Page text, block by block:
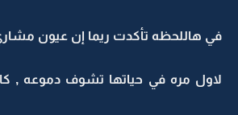
في هاللحظه تأكدت ريما إن عيون
لاول مره في حياتها تشوف دموعه ,